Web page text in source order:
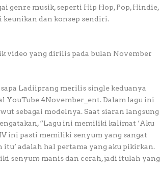
genre musik, seperti Hip Hop, Pop, Hindie,
keunikan dan konsep sendiri.
video yang dirilis pada bulan November
Ladiiprang merilis single keduanya
YouTube 4November_ent. Dalam lagu ini
sebagai modelnya. Saat siaran langsung
“Lagu ini memiliki kalimat ‘Aku
ini pasti memiliki senyum yang sangat
itu’ adalah hal pertama yang aku pikirkan.
senyum manis dan cerah, jadi itulah yang